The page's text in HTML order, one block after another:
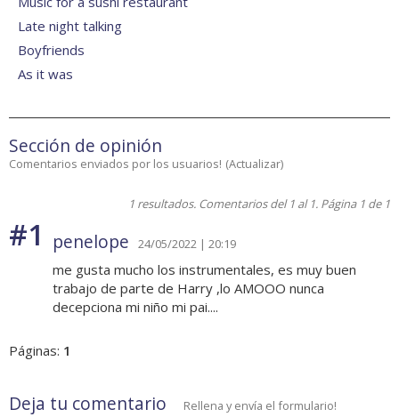
Late night talking
Boyfriends
As it was
Sección de opinión
Comentarios enviados por los usuarios! (Actualizar)
1 resultados. Comentarios del 1 al 1. Página 1 de 1
#1 penelope 24/05/2022 | 20:19
me gusta mucho los instrumentales, es muy buen
trabajo de parte de Harry ,lo AMOOO nunca
decepciona mi niño mi pai....
Páginas: 1
Deja tu comentario Rellena y envía el formulario!